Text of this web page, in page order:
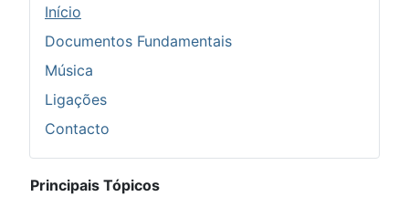
Início
Documentos Fundamentais
Música
Ligações
Contacto
Principais Tópicos